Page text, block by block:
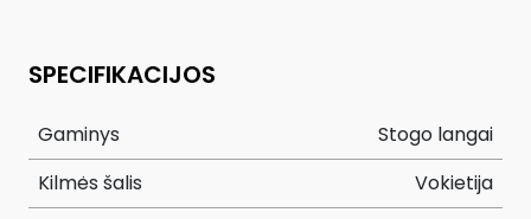
SPECIFIKACIJOS
Gaminys
Stogo langai
Kilmės šalis
Vokietija